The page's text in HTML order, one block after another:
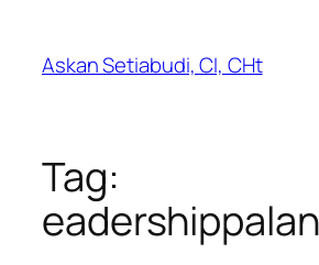
konten
Askan Setiabudi, CI, CHt
Tag: